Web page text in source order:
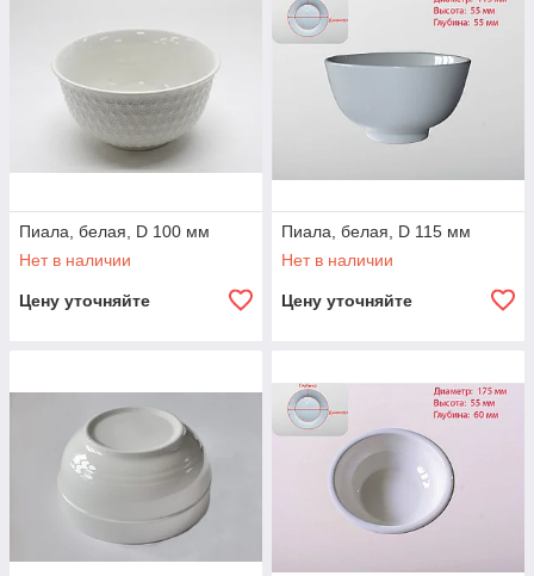
Пиала, белая, D 100 мм
Нет в наличии
Цену уточняйте
Пиала, белая, D 115 мм
Нет в наличии
Цену уточняйте